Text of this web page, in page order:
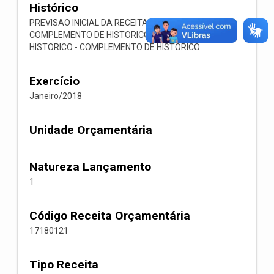
Histórico
PREVISAO INICIAL DA RECEITA ORCAMENTARIA
COMPLEMENTO DE HISTORICO - COMPLEMENTO DE
HISTORICO - COMPLEMENTO DE HISTORICO
Exercício
Janeiro/2018
Unidade Orçamentária
Natureza Lançamento
1
Código Receita Orçamentária
17180121
Tipo Receita